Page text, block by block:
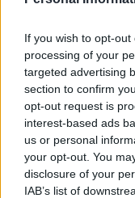
If you wish to opt-
processing of your
targeted advertising
section to confirm
opt-out request is
interest-based ads
us or personal
your opt-out. You
disclosure of your
IAB’s list of
Edellinen artikkeli